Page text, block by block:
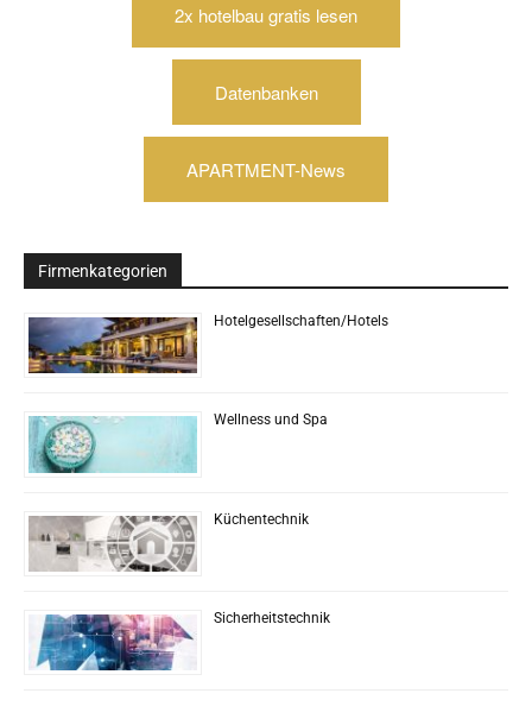
2x hotelbau gratis lesen
Datenbanken
APARTMENT-News
Firmenkategorien
Hotelgesellschaften/Hotels
Wellness und Spa
Küchentechnik
Sicherheitstechnik